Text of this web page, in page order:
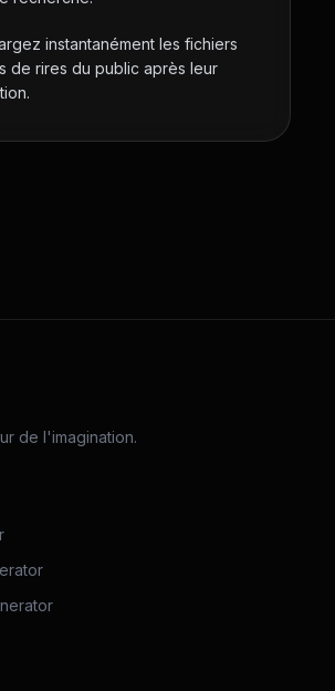
instantanément les fichiers
de rires du public après leur
de l'imagination.